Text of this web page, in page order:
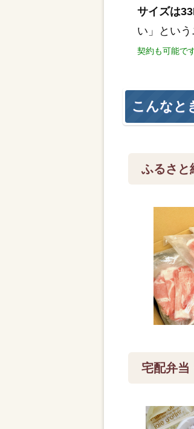
サイズは
い」とい
契約も可能です
こんなと
ふるさと
宅配弁当